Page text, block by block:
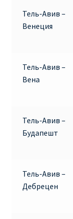
ДЕШЕВЫЕ
ДЕШЕВЫЕ
ИНФОРМАЦИЯ
ЗАДЕРЖКА,
Тель-Авив –
Венеция
Тель-Авив –
Вена
Тель-Авив –
Будапешт
Тель-Авив –
Дебрецен